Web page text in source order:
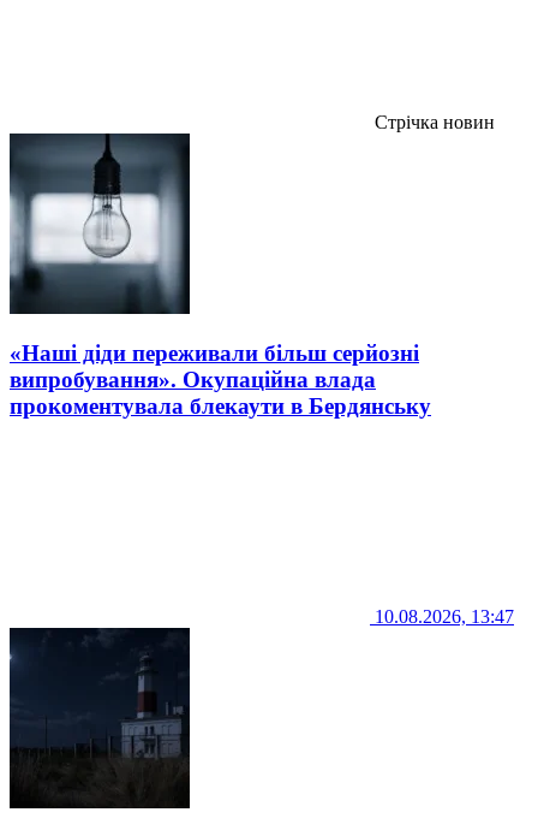
Стрічка новин
«Наші діди переживали більш серйозні
випробування». Окупаційна влада
прокоментувала блекаути в Бердянську
10.08.2026, 13:47